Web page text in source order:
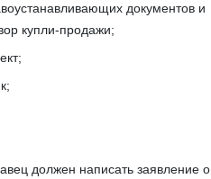
документов и
купли-продажи;
должен написать заявление о